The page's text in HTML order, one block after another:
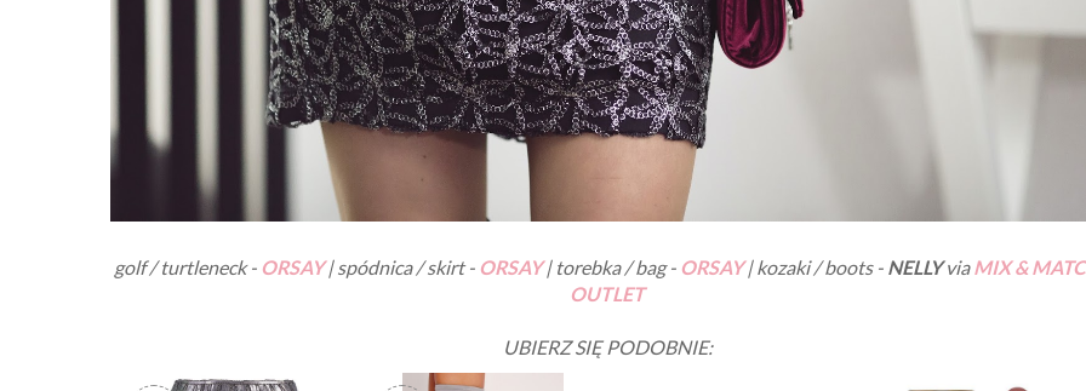
golf / turtleneck - ORSAY| spódnica / skirt - ORSAY| torebka / bag - ORSAY| kozaki / boots - NELLYviaMIX &
OUTLET
UBIERZ SIĘ PODOBNIE: